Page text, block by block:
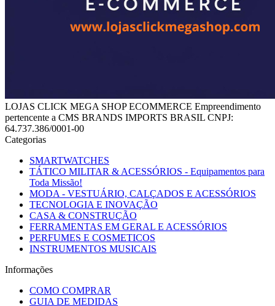
LOJAS CLICK MEGA SHOP ECOMMERCE Empreendimento
pertencente a CMS BRANDS IMPORTS BRASIL CNPJ:
64.737.386/0001-00
Categorias
SMARTWATCHES
TÁTICO MILITAR & ACESSÓRIOS - Equipamentos para
Toda Missão!
MODA - VESTUÁRIO, CALÇADOS E ACESSÓRIOS
TECNOLOGIA E INOVAÇÃO
CASA & CONSTRUÇÃO
FERRAMENTAS EM GERAL E ACESSÓRIOS
PERFUMES E COSMETICOS
INSTRUMENTOS MUSICAIS
Informações
COMO COMPRAR
GUIA DE MEDIDAS